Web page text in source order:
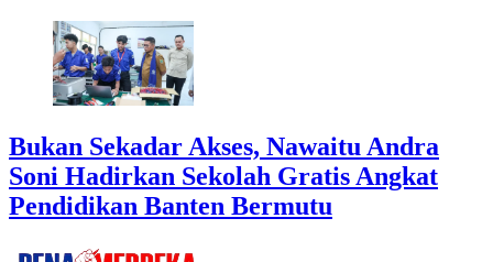
Bukan Sekadar Akses, Nawaitu Andra
Soni Hadirkan Sekolah Gratis Angkat
Pendidikan Banten Bermutu